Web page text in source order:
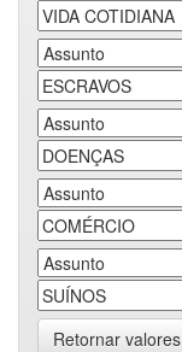
Retornar valores